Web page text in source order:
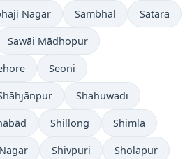
Nagar Sambhal Satara
Sawāi Mādhopur
Seoni
Shahuwadi
Shillong Shimla
Shivpuri Sholapur